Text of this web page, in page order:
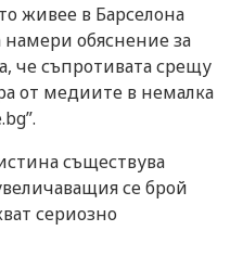
живее в Барселона
обяснение за
че съпротивата срещу
от медиите в немалка
съществува
се брой
сериозно